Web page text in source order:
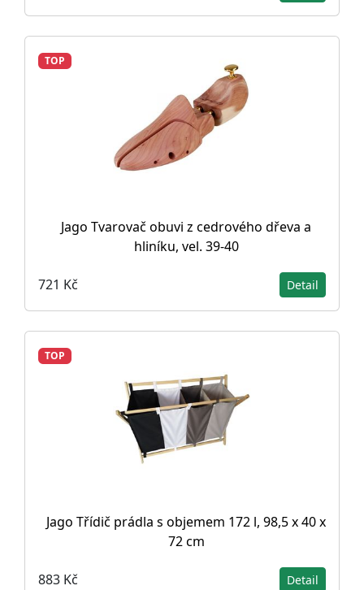
TOP
Jago Tvarovač obuvi z cedrového dřeva a
hliníku, vel. 39-40
721 Kč Detail
TOP
Jago Třídič prádla s objemem 172 l, 98,5 x 40 x
72 cm
883 Kč Detail